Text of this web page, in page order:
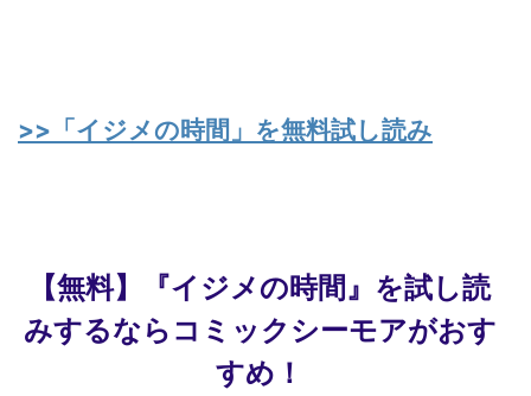
>>「イジメの時間」を無料試し読み
【無料】『イジメの時間』を試し読
みするならコミックシーモアがおす
すめ！